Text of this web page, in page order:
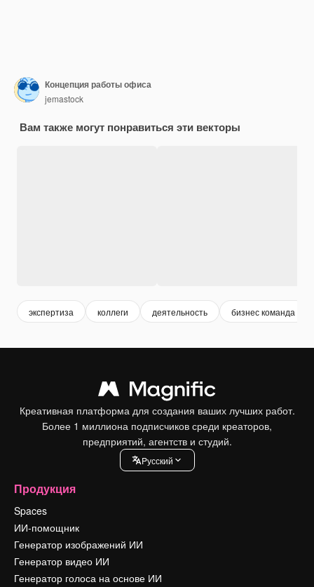
Концепция работы офиса
jemastock
Вам также могут понравиться эти векторы
экспертиза коллеги деятельность бизнес команда
Креативная платформа для создания ваших лучших работ.
Более 1 миллиона подписчиков среди креаторов,
предприятий, агентств и студий.
Pусский
Продукция
Spaces
ИИ-помощник
Генератор изображений ИИ
Генератор видео ИИ
Генератор голоса на основе ИИ